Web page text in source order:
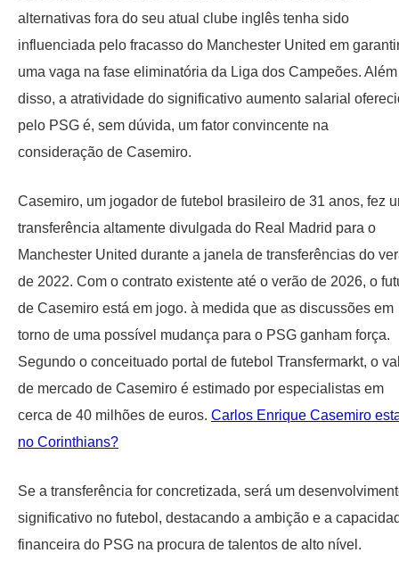
alternativas fora do seu atual clube inglês tenha sido
influenciada pelo fracasso do Manchester United em
uma vaga na fase eliminatória da Liga dos Campeões. Além
disso, a atratividade do significativo aumento salarial
pelo PSG é, sem dúvida, um fator convincente na
consideração de Casemiro.
Casemiro, um jogador de futebol brasileiro de 31 anos, fez
transferência altamente divulgada do Real Madrid para o
Manchester United durante a janela de transferências do
de 2022. Com o contrato existente até o verão de 2026, o
de Casemiro está em jogo. à medida que as discussões em
torno de uma possível mudança para o PSG ganham força.
Segundo o conceituado portal de futebol Transfermarkt, o
de mercado de Casemiro é estimado por especialistas em
cerca de 40 milhões de euros. Carlos Enrique Casemiro
no Corinthians?
Se a transferência for concretizada, será um
significativo no futebol, destacando a ambição e a
financeira do PSG na procura de talentos de alto nível.